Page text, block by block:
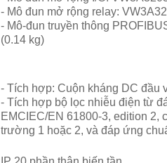
- Mô đun mở rộng relay:
- Mô-đun truyền thông
(0.14 kg)
- Tích hợp: Cuộn kháng DC đầu
- Tích hợp bộ lọc nhiễu điện từ
EMCIEC/EN 61800-3, edition 2,
trường 1 hoặc 2, và đáp ứng